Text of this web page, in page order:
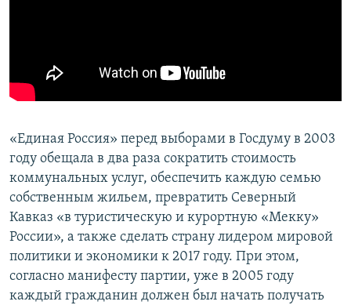
«Единая Россия» перед выборами в Госдуму в 2003
году обещала в два раза сократить стоимость
коммунальных услуг, обеспечить каждую семью
собственным жильем, превратить Северный
Кавказ «в туристическую и курортную «Мекку»
России», а также сделать страну лидером мировой
политики и экономики к 2017 году. При этом,
согласно манифесту партии, уже в 2005 году
каждый гражданин должен был начать получать